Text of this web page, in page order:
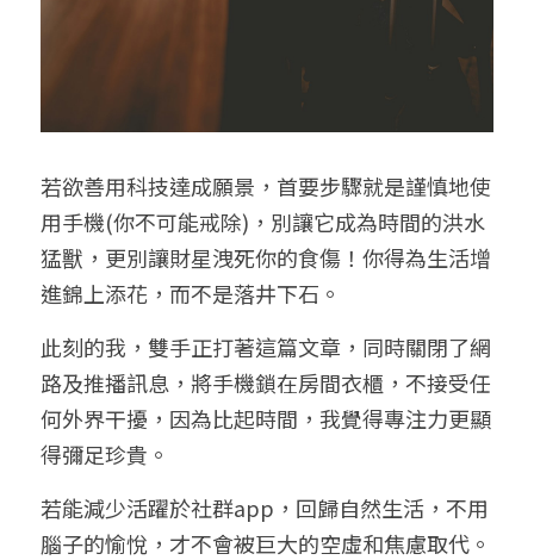
若欲善用科技達成願景，首要步驟就是謹慎地使
用手機(你不可能戒除)，別讓它成為時間的洪水
猛獸，更別讓財星洩死你的食傷！你得為生活增
進錦上添花，而不是落井下石。
此刻的我，雙手正打著這篇文章，同時關閉了網
路及推播訊息，將手機鎖在房間衣櫃，不接受任
何外界干擾，因為比起時間，我覺得專注力更顯
得彌足珍貴。
若能減少活躍於社群app，回歸自然生活，不用
腦子的愉悅，才不會被巨大的空虛和焦慮取代。